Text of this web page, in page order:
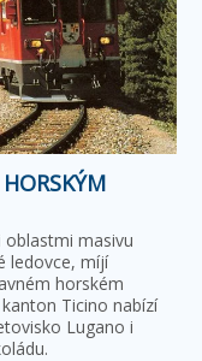
oblastmi masivu
ledovce, míjí
horském
Ticino nabízí
Lugano i